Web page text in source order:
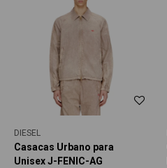
DIESEL
Casacas Urbano para
Unisex J-FENIC-AG